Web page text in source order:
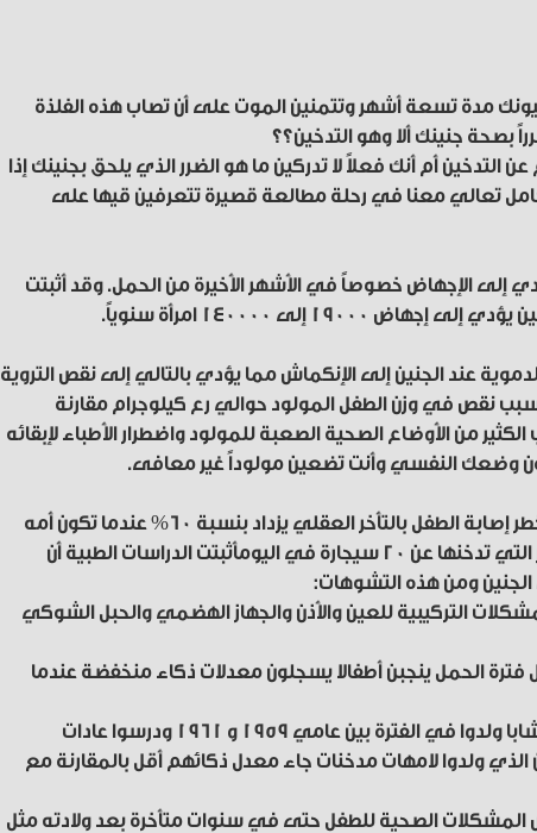
مدة تسعة أشهر وتتمنين الموت على أن تصاب هذه الفلذة
بصحة جنينك ألا وهو التدخين؟؟
التدخين أم أنك فعلاً لا تدركين ما هو الضرر الذي يلحق بجنينك إذا
تعالي معنا في رحلة مطالعة قصيرة تتعرفين قيها على
إلى الإجهاض خصوصاً في الأشهر الأخيرة من الحمل. وقد أثبتت
إلى 140000 امرأة سنوياً.
عند الجنين إلى الإنكماش مما يؤدي بالتالي إلى نقص التروية
نقص في وزن الطفل المولود حوالي رع كيلوجرام مقارنة
من الأوضاع الصحية الصعبة للمولود واضطرار الأطباء لإبقائه
وضعك النفسي وأنت تضعين مولوداً غير معافى.
إن أخطر ما كشفته الدراسات في هذا الصدد فهو أن خطر إصابة الطفل بالتأخر العقلي يزداد بنسبة 60% عندما تكون أمه
مدخنة ويزداد هذا الخطر إلى 75% إذا زاد عدد السجائر التي تدخنها عن 20 سيجارة في اليومأثبتت الدراسات الطبية أن
الجنين ومن هذه التشوهات:
التركيبية للعين والأذن والجهاز الهضمي والحبل الشوكي
فترة الحمل ينجبن أطفالا يسجلون معدلات ذكاء منخفضة عندما
وأجرى باحثون دنمركيون دراسة لمعدل ذكاء 3044 شابا ولدوا في الفترة بين عامي 1959 و 1961 ودرسوا عادات
الذي ولدوا لامهات مدخنات جاء معدل ذكائهم أقل بالمقارنة مع
المشكلات الصحية للطفل حتى في سنوات متأخرة بعد ولادته مثل